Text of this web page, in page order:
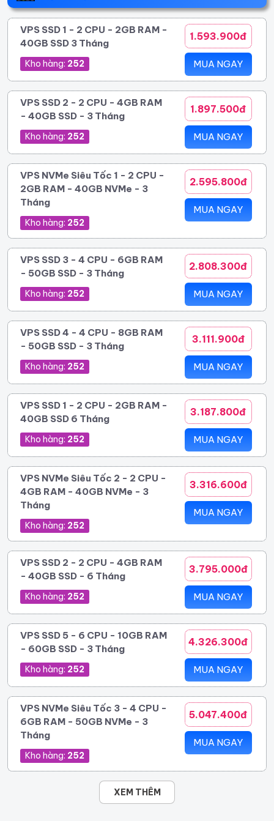
VPS SSD 1 - 2 CPU - 2GB RAM -
40GB SSD 3 Tháng
Kho hàng: 252
1.593.900đ
MUA NGAY
VPS SSD 2 - 2 CPU - 4GB RAM
- 40GB SSD - 3 Tháng
Kho hàng: 252
1.897.500đ
MUA NGAY
VPS NVMe Siêu Tốc 1 - 2 CPU -
2GB RAM - 40GB NVMe - 3
Tháng
Kho hàng: 252
2.595.800đ
MUA NGAY
VPS SSD 3 - 4 CPU - 6GB RAM
- 50GB SSD - 3 Tháng
Kho hàng: 252
2.808.300đ
MUA NGAY
VPS SSD 4 - 4 CPU - 8GB RAM
- 50GB SSD - 3 Tháng
Kho hàng: 252
3.111.900đ
MUA NGAY
VPS SSD 1 - 2 CPU - 2GB RAM -
40GB SSD 6 Tháng
Kho hàng: 252
3.187.800đ
MUA NGAY
VPS NVMe Siêu Tốc 2 - 2 CPU -
4GB RAM - 40GB NVMe - 3
Tháng
Kho hàng: 252
3.316.600đ
MUA NGAY
VPS SSD 2 - 2 CPU - 4GB RAM
- 40GB SSD - 6 Tháng
Kho hàng: 252
3.795.000đ
MUA NGAY
VPS SSD 5 - 6 CPU - 10GB RAM
- 60GB SSD - 3 Tháng
Kho hàng: 252
4.326.300đ
MUA NGAY
VPS NVMe Siêu Tốc 3 - 4 CPU -
6GB RAM - 50GB NVMe - 3
Tháng
Kho hàng: 252
5.047.400đ
MUA NGAY
XEM THÊM